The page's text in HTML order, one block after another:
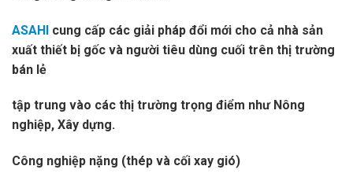
ASAHI cung cấp các giải pháp đổi mới cho cả nhà sản
xuất thiết bị gốc và người tiêu dùng cuối trên thị trường
bán lẻ
tập trung vào các thị trường trọng điểm như Nông
nghiệp, Xây dựng.
Công nghiệp nặng (thép và cối xay gió)